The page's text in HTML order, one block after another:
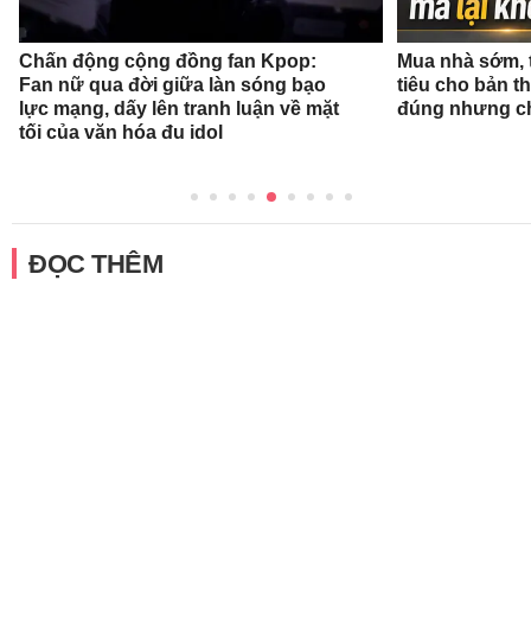
Chấn động cộng đồng fan Kpop:
Fan nữ qua đời giữa làn sóng bạo
lực mạng, dấy lên tranh luận về mặt
tối của văn hóa đu idol
Mua nhà
tiêu cho bản
đúng nhưng
ĐỌC THÊM